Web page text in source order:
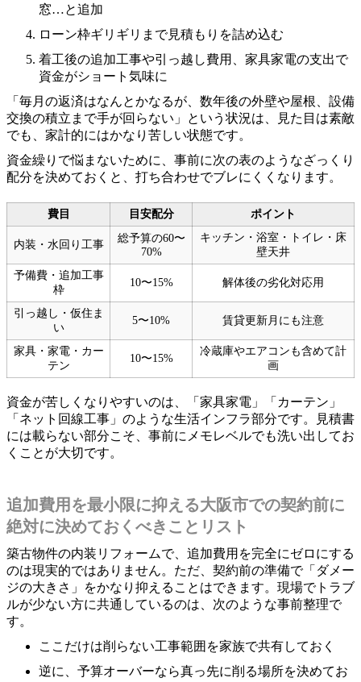
窓…と追加
ローン枠ギリギリまで見積もりを詰め込む
着工後の追加工事や引っ越し費用、家具家電の支出で
資金がショート気味に
「毎月の返済はなんとかなるが、数年後の外壁や屋根、設備
交換の積立まで手が回らない」という状況は、見た目は素敵
でも、家計的にはかなり苦しい状態です。
資金繰りで悩まないために、事前に次の表のようなざっくり
配分を決めておくと、打ち合わせでブレにくくなります。
費目 目安配分 ポイント
内装・水回り工事
総予算の60〜
70%
キッチン・浴室・トイレ・床
壁天井
予備費・追加工事
枠
10〜15% 解体後の劣化対応用
引っ越し・仮住ま
い
5〜10% 賃貸更新月にも注意
家具・家電・カー
テン
10〜15%
冷蔵庫やエアコンも含めて計
画
資金が苦しくなりやすいのは、「家具家電」「カーテン」
「ネット回線工事」のような生活インフラ部分です。見積書
には載らない部分こそ、事前にメモレベルでも洗い出してお
くことが大切です。
追加費用を最小限に抑える大阪市での契約前に
絶対に決めておくべきことリスト
築古物件の内装リフォームで、追加費用を完全にゼロにする
のは現実的ではありません。ただ、契約前の準備で「ダメー
ジの大きさ」をかなり抑えることはできます。現場でトラブ
ルが少ない方に共通しているのは、次のような事前整理で
す。
ここだけは削らない工事範囲を家族で共有しておく
逆に、予算オーバーなら真っ先に削る場所を決めてお